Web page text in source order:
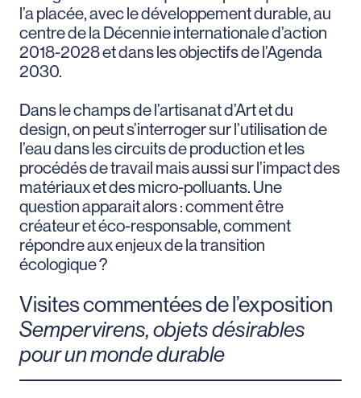
l’a placée, avec le développement durable, au
centre de la Décennie internationale d’action
2018-2028 et dans les objectifs de l’Agenda
2030.
Dans le champs de l’artisanat d’Art et du
design, on peut s’interroger sur l’utilisation de
l’eau dans les circuits de production et les
procédés de travail mais aussi sur l’impact des
matériaux et des micro-polluants. Une
question apparait alors : comment être
créateur et éco-responsable, comment
répondre aux enjeux de la transition
écologique ?
Visites commentées de l’exposition
Sempervirens, objets désirables
pour un monde durable